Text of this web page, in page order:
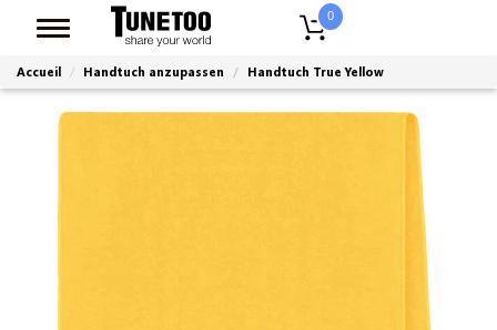
0
Accueil Handtuch anzupassen Handtuch True Yellow